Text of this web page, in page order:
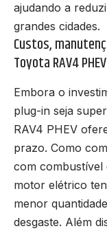
ajudando a
grandes cidades.
Custos,
Toyota RAV4 PHEV
Embora o
plug-in seja
RAV4 PHEV
prazo. Como
com combustível
motor elétrico
menor
desgaste. Além